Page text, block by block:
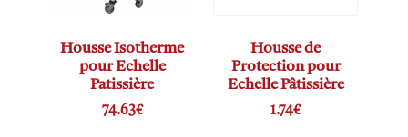
Housse Isotherme
pour Echelle
Patissière
74.63€
Housse de
Protection pour
Echelle Pâtissière
1.74€